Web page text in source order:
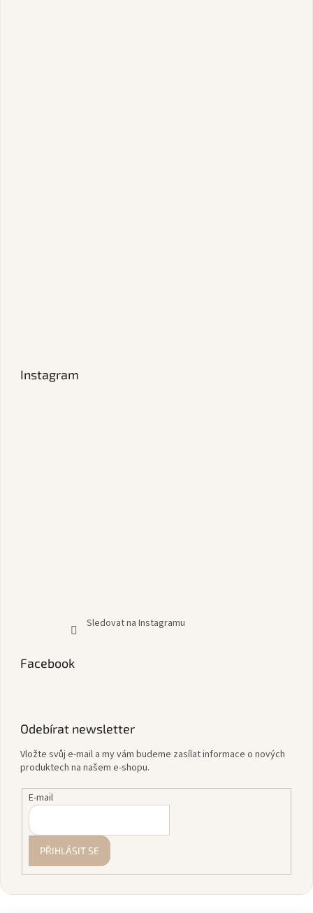
Instagram
Sledovat na Instagramu
Facebook
Odebírat newsletter
Vložte svůj e-mail a my vám budeme zasílat informace o nových
produktech na našem e-shopu.
E-mail
PŘIHLÁSIT SE